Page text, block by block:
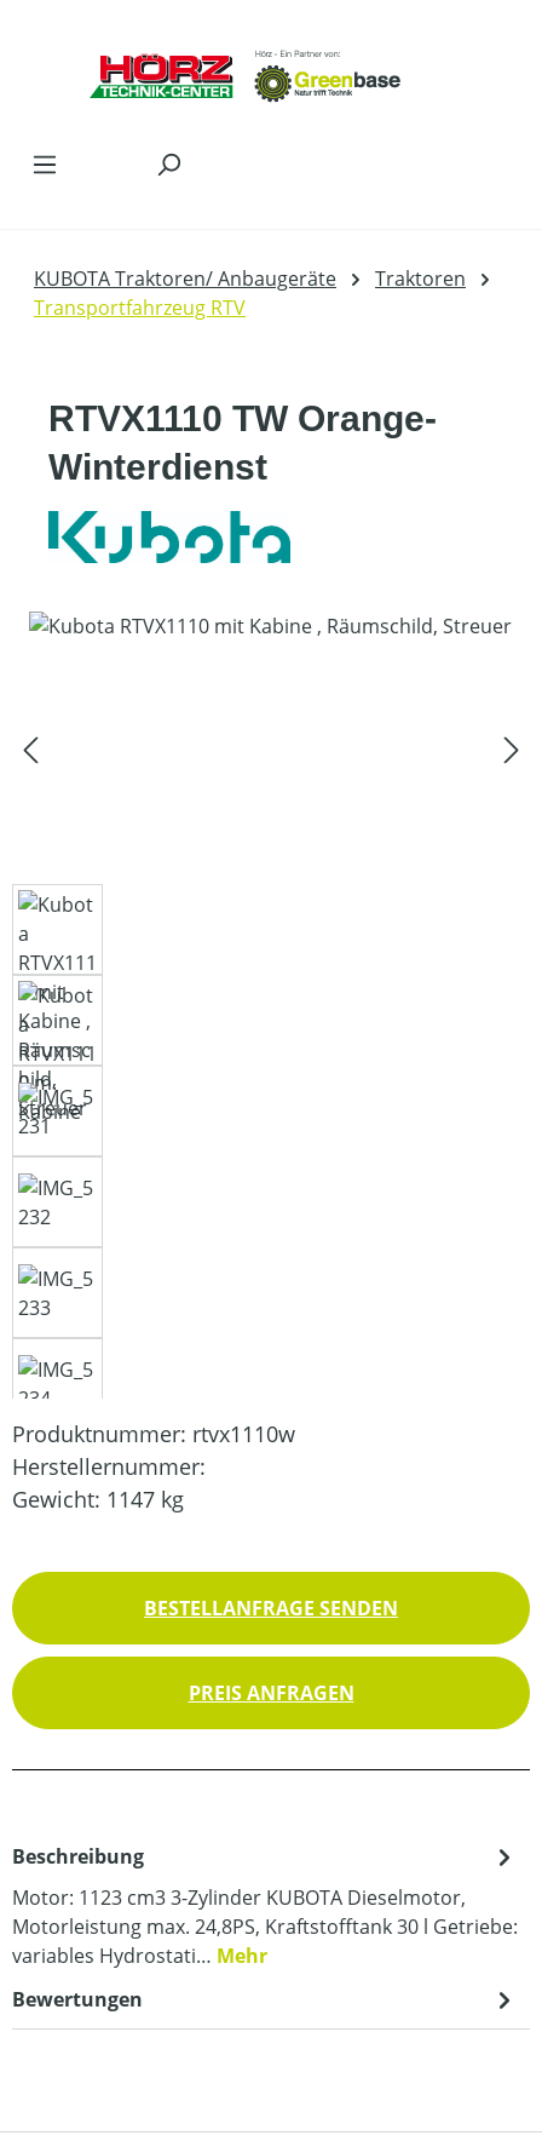
KUBOTA Traktoren/ Anbaugeräte
Traktoren
Transportfahrzeug RTV
RTVX1110 TW Orange-
Winterdienst
Bildergalerie überspringen
Produktnummer: rtvx1110w
Herstellernummer:
Gewicht: 1147 kg
BESTELLANFRAGE SENDEN
PREIS ANFRAGEN
Beschreibung
Motor: 1123 cm3 3-Zylinder KUBOTA Dieselmotor,
Motorleistung max. 24,8PS, Kraftstofftank 30 l Getriebe:
variables Hydrostati… Mehr
Bewertungen